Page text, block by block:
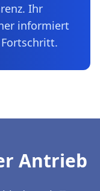
Ihr
informiert
Antrieb